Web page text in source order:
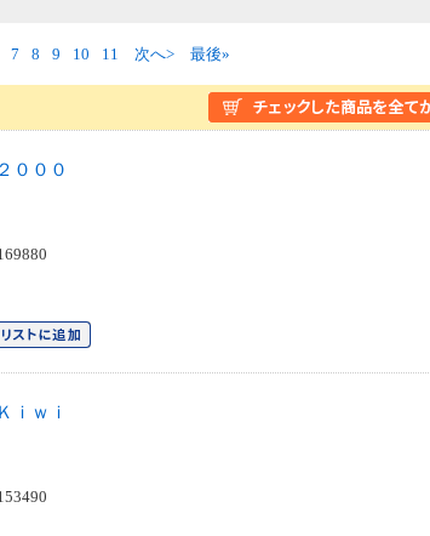
7 8 9 10 11 次へ> 最後»
０００
ｉｗｉ